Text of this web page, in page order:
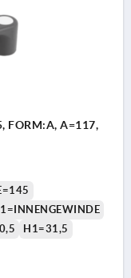
FORM:A, A=117,
H1=31,5